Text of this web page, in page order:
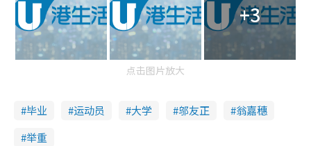
+3
点击图片放大
毕业 运动员 大学 邬友正
翁嘉穗
举重